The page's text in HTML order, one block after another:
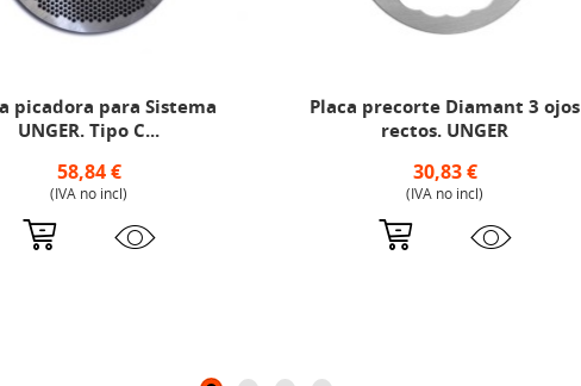
picadora para Sistema
UNGER. Tipo C...
58,84 €
(IVA no incl)
Placa precorte Diamant 3 ojos
rectos. UNGER
30,83 €
(IVA no incl)